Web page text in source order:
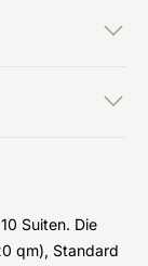
Suiten. Die
qm), Standard